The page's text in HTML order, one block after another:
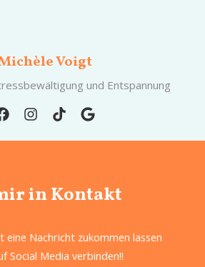
Voigt
und Entspannung
in Kontakt
eine Nachricht zukommen lassen
Social Media verbinden!!